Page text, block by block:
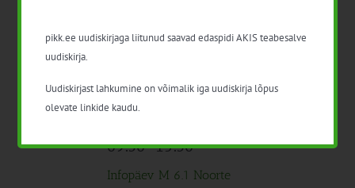
K
27
Kogu päev
Mahetaimekasvatuse õppereis
09:30-15:30
Infopäev M 6.1 Noorte
pikk.ee uudiskirjaga liitunud saavad edaspidi AKIS teabesalve
uudiskirja.
Uudiskirjast lahkumine on võimalik iga uudiskirja lõpus
olevate linkide kaudu.